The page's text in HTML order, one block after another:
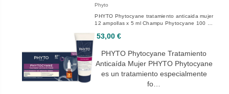
Phyto
PHYTO Phytocyane tratamiento anticaida mujer
12 ampollas x 5 ml Champu Phytocyane 100 ml
53,00 €
PHYTO Phytocyane Tratamiento
Anticaída Mujer PHYTO Phytocyane
es un tratamiento especialmente
fo…